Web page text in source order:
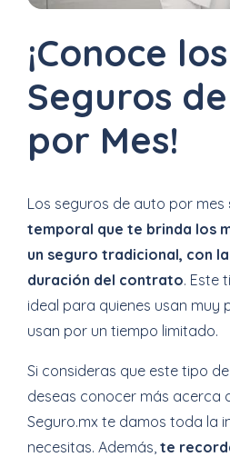
Seguro
de
Gastos
Médicos
Mayores
Noticias
¡Conoce los
Seguros
por Mes!
Los seguros de auto por mes
temporal que te brinda los
un seguro tradicional, con
duración del contrato. Este
ideal para quienes usan muy
usan por un tiempo limitado.
Si consideras que este tipo
deseas conocer más acerca
Seguro.mx te damos toda la
necesitas. Además, te